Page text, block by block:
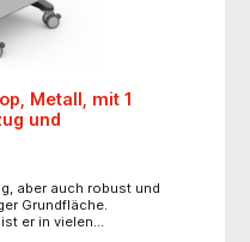
Metall, mit 1
und
aber auch robust und
Grundfläche.
er in vielen